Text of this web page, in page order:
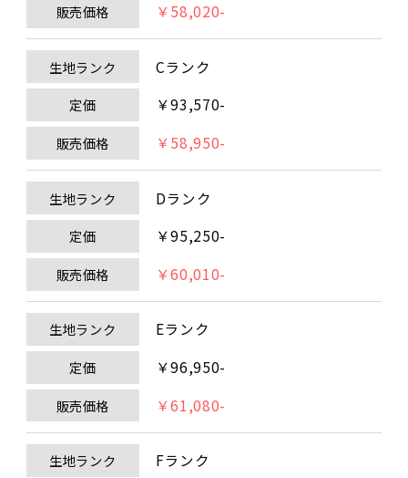
販売価格 ￥58,020-
生地ランク Cランク
定価 ￥93,570-
販売価格 ￥58,950-
生地ランク Dランク
定価 ￥95,250-
販売価格 ￥60,010-
生地ランク Eランク
定価 ￥96,950-
販売価格 ￥61,080-
生地ランク Fランク